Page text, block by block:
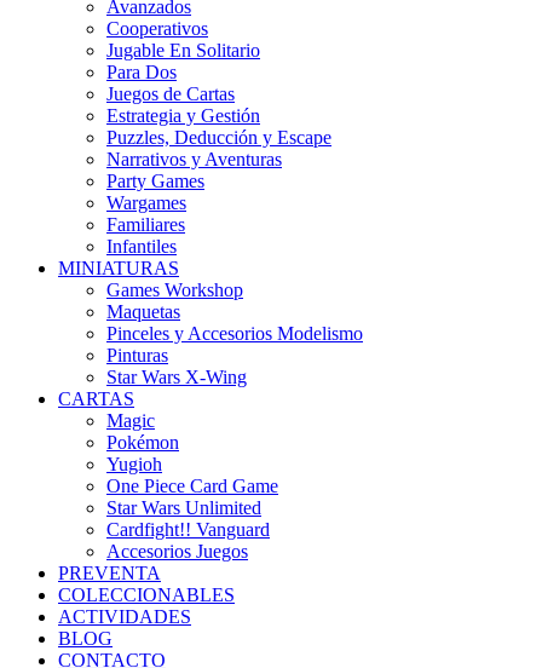
Avanzados
Cooperativos
Jugable En Solitario
Para Dos
Juegos de Cartas
Estrategia y Gestión
Puzzles, Deducción y Escape
Narrativos y Aventuras
Party Games
Wargames
Familiares
Infantiles
MINIATURAS
Games Workshop
Maquetas
Pinceles y Accesorios Modelismo
Pinturas
Star Wars X-Wing
CARTAS
Magic
Pokémon
Yugioh
One Piece Card Game
Star Wars Unlimited
Cardfight!! Vanguard
Accesorios Juegos
PREVENTA
COLECCIONABLES
ACTIVIDADES
BLOG
CONTACTO